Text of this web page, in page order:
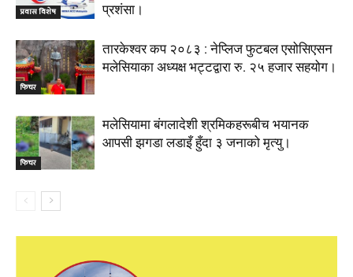
प्रवास विशेष
प्रशंसा।
फिचर
तारकेश्वर कप २०८३ : नेप्लिज फुटबल एसोसिएसन
मलेसियाका अध्यक्ष भट्टद्वारा रु. २५ हजार सहयोग।
फिचर
मलेसियामा बंगलादेशी श्रमिकहरूबीच भयानक
आपसी झगडा लडाइँ हुँदा ३ जनाको मृत्यु।